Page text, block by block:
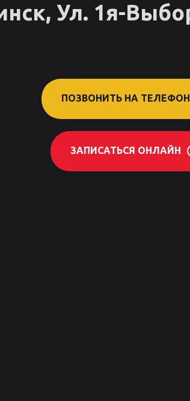
Ул. 1я-
ПОЗВОНИТЬ НА ТЕЛЕФОН
ЗАПИСАТЬСЯ ОНЛАЙН